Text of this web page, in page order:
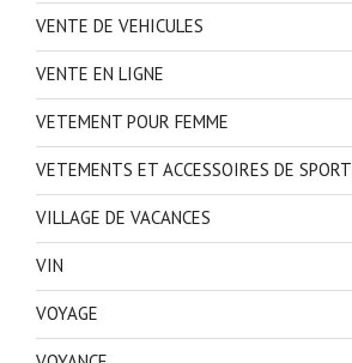
VENTE DE VEHICULES
VENTE EN LIGNE
VETEMENT POUR FEMME
VETEMENTS ET ACCESSOIRES DE SPORT
VILLAGE DE VACANCES
VIN
VOYAGE